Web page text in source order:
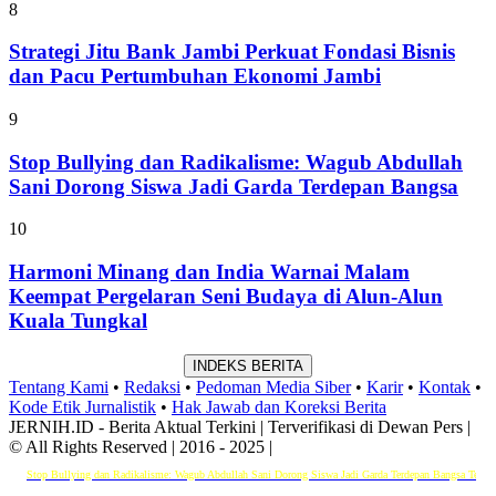
8
Strategi Jitu Bank Jambi Perkuat Fondasi Bisnis
dan Pacu Pertumbuhan Ekonomi Jambi
9
Stop Bullying dan Radikalisme: Wagub Abdullah
Sani Dorong Siswa Jadi Garda Terdepan Bangsa
10
Harmoni Minang dan India Warnai Malam
Keempat Pergelaran Seni Budaya di Alun-Alun
Kuala Tungkal
INDEKS BERITA
Tentang Kami • Redaksi • Pedoman Media Siber• Karir• Kontak •
Kode Etik Jurnalistik • Hak Jawab dan Koreksi Berita
JERNIH.ID - Berita Aktual Terkini | Terverifikasi di Dewan Pers |
© All Rights Reserved | 2016 - 2025 |
Bullying dan Radikalisme: Wagub Abdullah Sani Dorong Siswa Jadi Garda Terdepan Bangsa Terlibat